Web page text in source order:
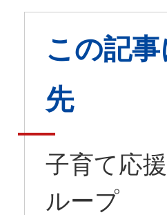
この記
先
子育て応
ループ